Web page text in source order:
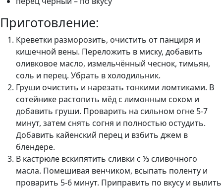
Приготовление:
Креветки разморозить, очистить от панциря и
кишечной вены. Переложить в миску, добавить
оливковое масло, измельчённый чеснок, тимьян,
соль и перец. Убрать в холодильник.
Груши очистить и нарезать тонкими ломтиками. В
сотейнике растопить мёд с лимонным соком и
добавить груши. Проварить на сильном огне 5-7
минут, затем снять согня и полностью остудить.
Добавить кайенский перец и взбить джем в
блендере.
В кастрюле вскипятить сливки с ⅓ сливочного
масла. Помешивая венчиком, всыпать поленту и
проварить 5-6 минут. Приправить по вкусу и вылить